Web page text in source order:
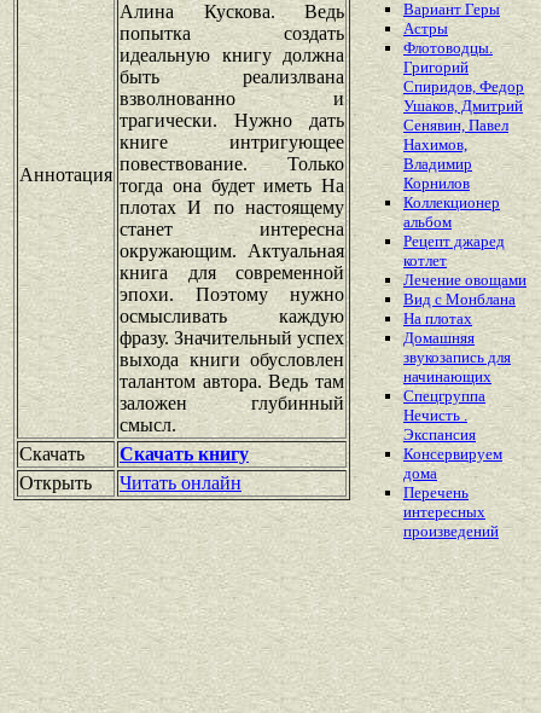
Аннотация
Алина Кускова. Ведь
попытка создать
идеальную книгу должна
быть реализлвана
взволнованно и
трагически. Нужно дать
книге интригующее
повествование. Только
тогда она будет иметь На
плотах И по настоящему
станет интересна
окружающим. Актуальная
книга для современной
эпохи. Поэтому нужно
осмысливать каждую
фразу. Значительный успех
выхода книги обусловлен
талантом автора. Ведь там
заложен глубинный
смысл.
Скачать
Скачать книгу
Открыть
Читать онлайн
Вариант Геры
Астры
Флотоводцы.
Григорий
Спиридов, Федор
Ушаков, Дмитрий
Сенявин, Павел
Нахимов,
Владимир
Корнилов
Коллекционер
альбом
Рецепт джаред
котлет
Лечение овощами
Вид с Монблана
На плотах
Домашняя
звукозапись для
начинающих
Спецгруппа
Нечисть .
Экспансия
Консервируем
дома
Перечень
интересных
произведений